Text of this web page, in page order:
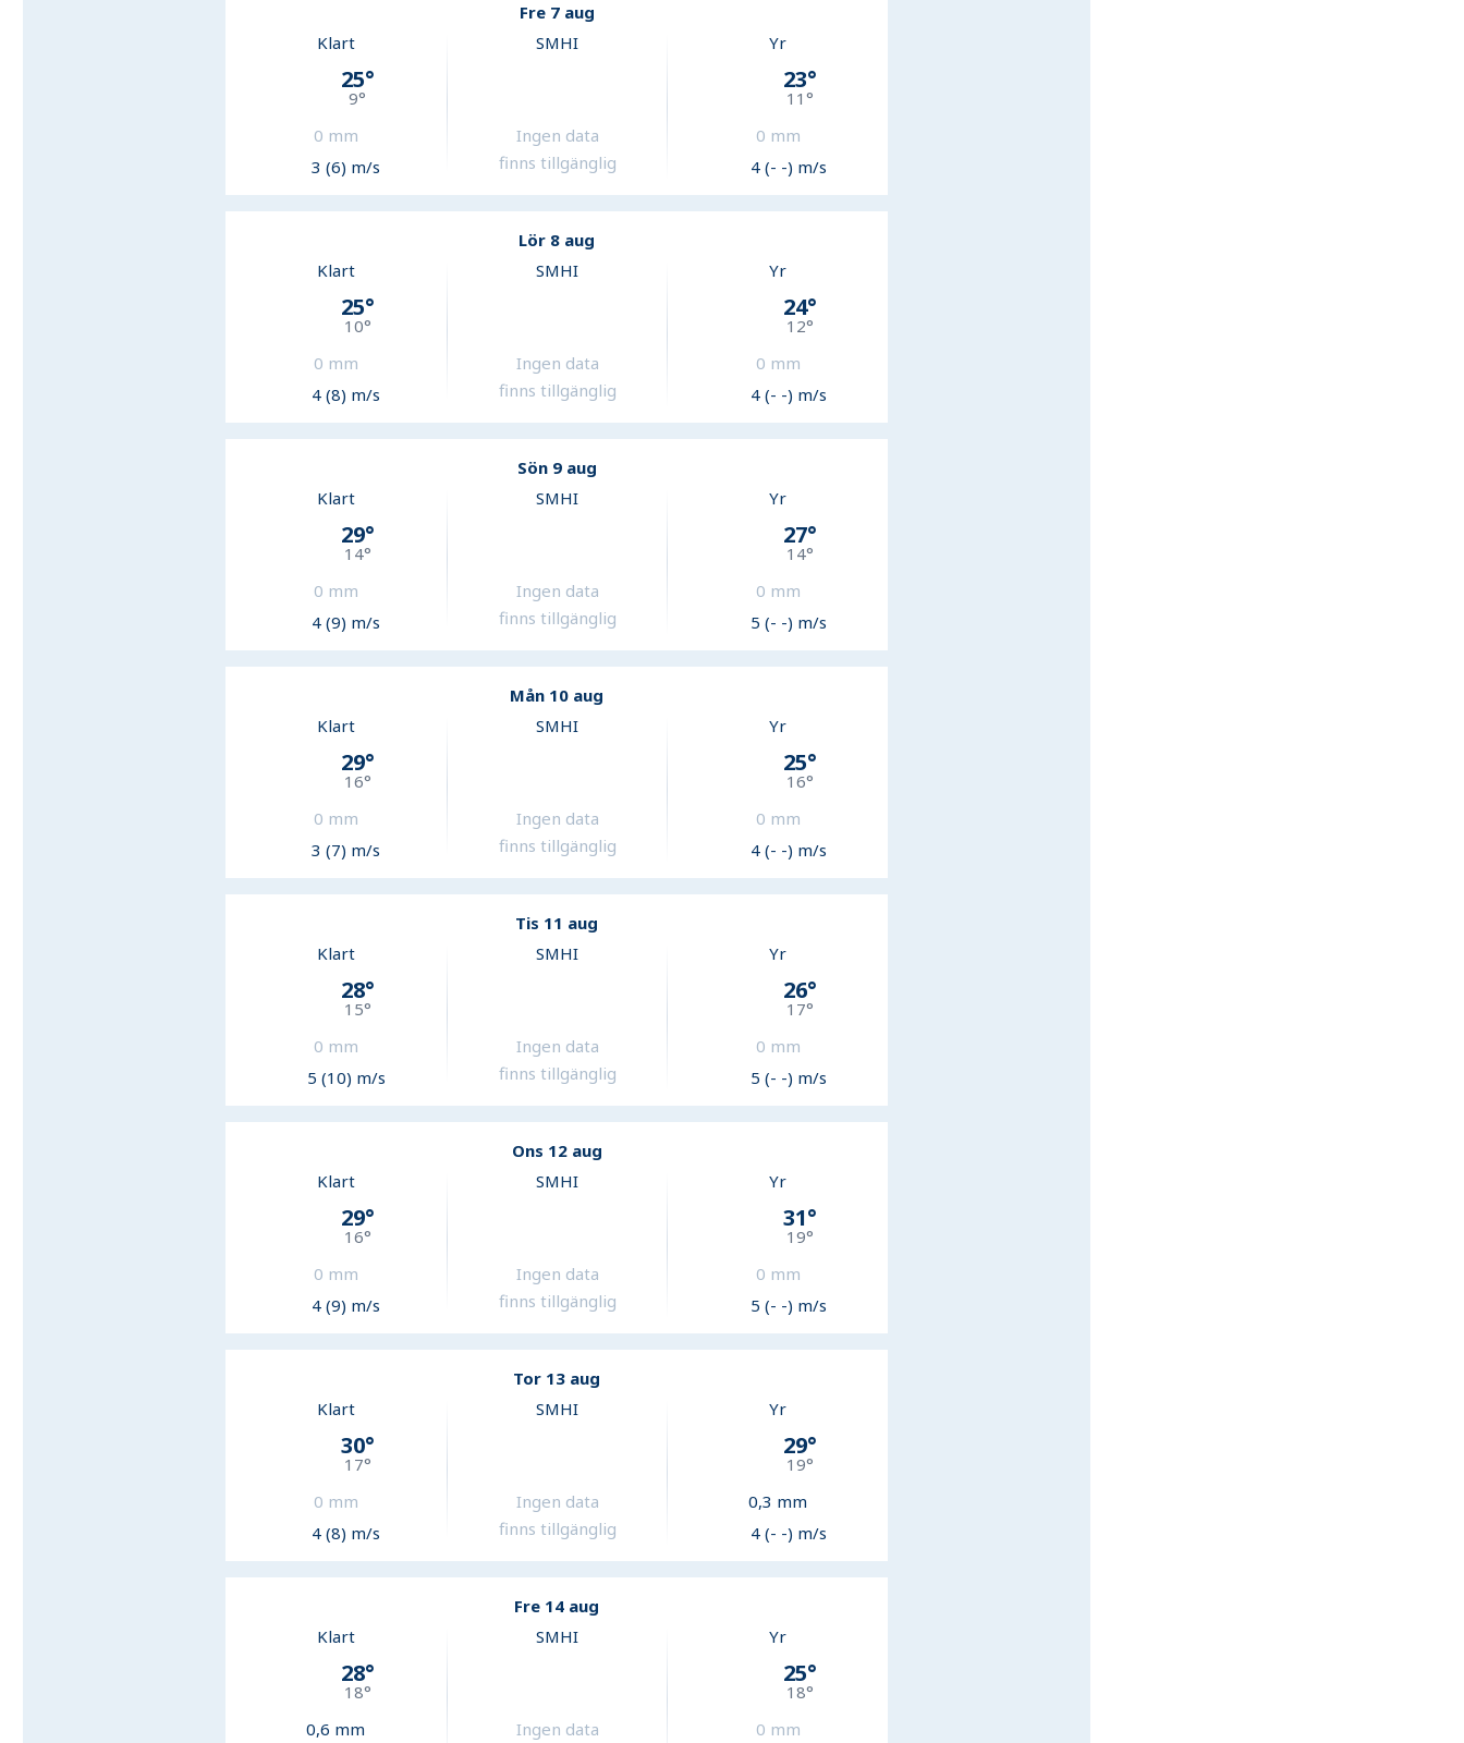
Fre 7 aug
Klart
25°
9°
0 mm
3 (6) m/s
SMHI
Ingen data
finns tillgänglig
Yr
23°
11 °
0 mm
4 (- -) m/s
Lör 8 aug
Klart
25°
10°
0 mm
4 (8) m/s
SMHI
Ingen data
finns tillgänglig
Yr
24°
12°
0 mm
4 (- -) m/s
Sön 9 aug
Klart
29°
14°
0 mm
4 (9) m/s
SMHI
Ingen data
finns tillgänglig
Yr
27°
14°
0 mm
5 (- -) m/s
Mån 10 aug
Klart
29°
16°
0 mm
3 (7) m/s
SMHI
Ingen data
finns tillgänglig
Yr
25°
16°
0 mm
4 (- -) m/s
Tis 11 aug
Klart
28°
15°
0 mm
5 (10) m/s
SMHI
Ingen data
finns tillgänglig
Yr
26°
17°
0 mm
5 (- -) m/s
Ons 12 aug
Klart
29°
16°
0 mm
4 (9) m/s
SMHI
Ingen data
finns tillgänglig
Yr
31°
19°
0 mm
5 (- -) m/s
Tor 13 aug
Klart
30°
17°
0 mm
4 (8) m/s
SMHI
Ingen data
finns tillgänglig
Yr
29°
19°
0,3 mm
4 (- -) m/s
Fre 14 aug
Klart
28°
18°
0,6 mm
SMHI
Ingen data
Yr
25°
18°
0 mm